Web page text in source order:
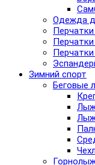
Одежда
Зимний спорт
Беговые